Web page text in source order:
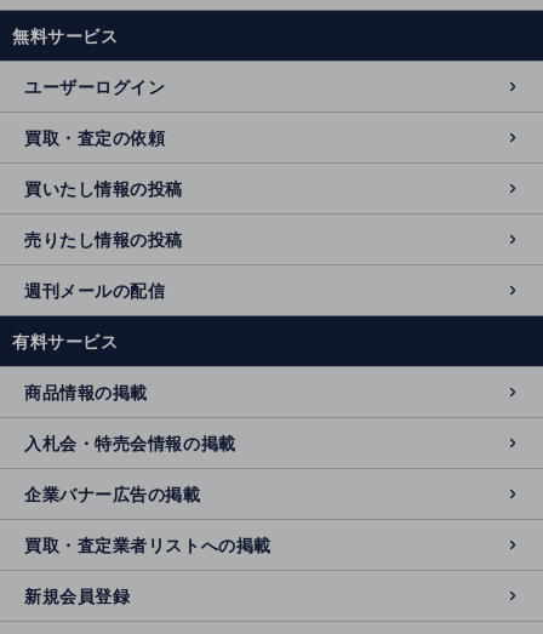
無料サービス
ユーザーログイン
買取・査定の依頼
買いたし情報の投稿
売りたし情報の投稿
週刊メールの配信
有料サービス
商品情報の掲載
入札会・特売会情報の掲載
企業バナー広告の掲載
買取・査定業者リストへの掲載
新規会員登録